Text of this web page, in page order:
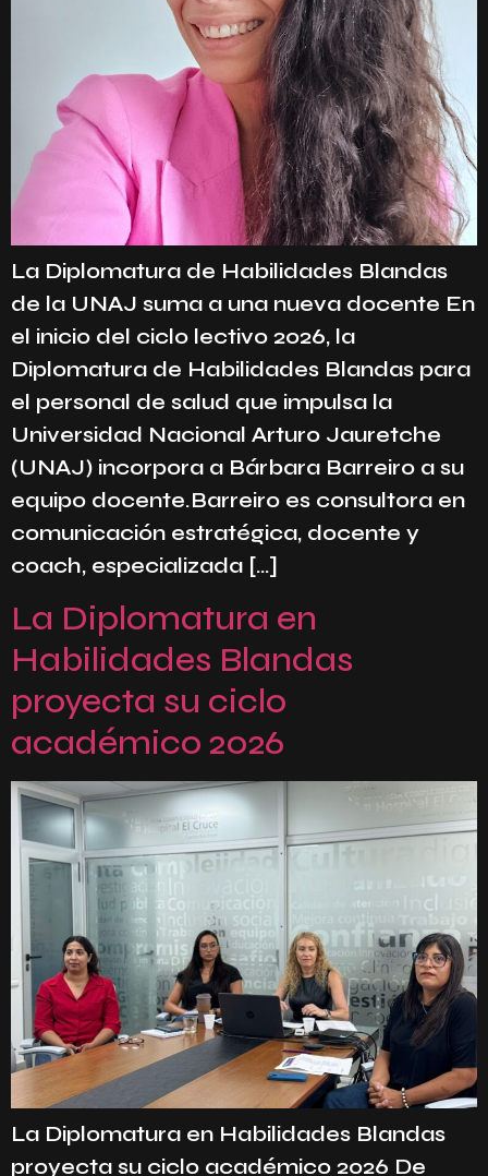
La Diplomatura de Habilidades Blandas
de la UNAJ suma a una nueva docente En
el inicio del ciclo lectivo 2026, la
Diplomatura de Habilidades Blandas para
el personal de salud que impulsa la
Universidad Nacional Arturo Jauretche
(UNAJ) incorpora a Bárbara Barreiro a su
equipo docente.Barreiro es consultora en
comunicación estratégica, docente y
coach, especializada […]
La Diplomatura en
Habilidades Blandas
proyecta su ciclo
académico 2026
La Diplomatura en Habilidades Blandas
proyecta su ciclo académico 2026 De